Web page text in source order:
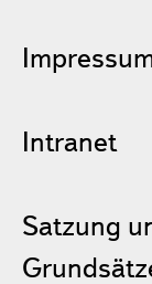
Intranet
Satzung